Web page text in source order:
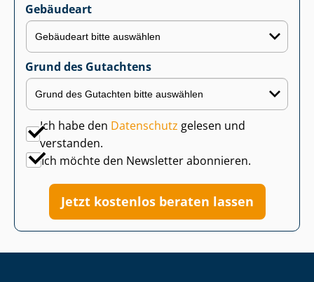
Gebäudeart
Grund des Gutachtens
Ich habe den Datenschutz gelesen und
verstanden.
Ich möchte den Newsletter abonnieren.
Jetzt kostenlos beraten lassen